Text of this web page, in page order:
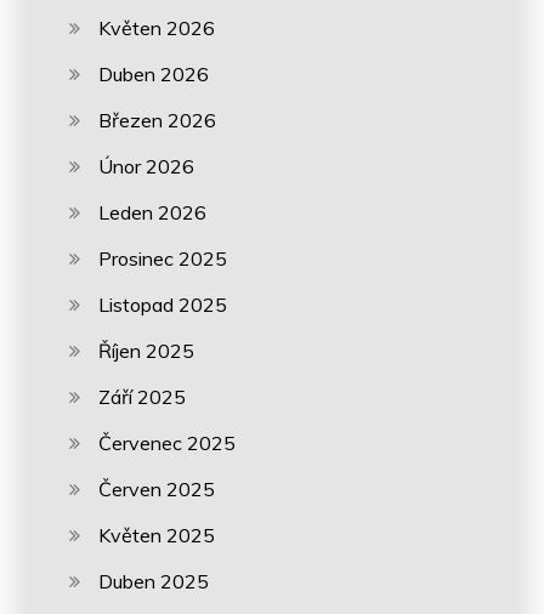
Květen 2026
Duben 2026
Březen 2026
Únor 2026
Leden 2026
Prosinec 2025
Listopad 2025
Říjen 2025
Září 2025
Červenec 2025
Červen 2025
Květen 2025
Duben 2025